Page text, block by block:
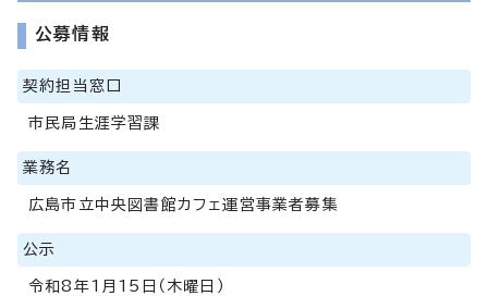
公募情報
契約担当窓口
市民局生涯学習課
業務名
広島市立中央図書館カフェ運営事業者募集
公示
令和8年1月15日（木曜日）